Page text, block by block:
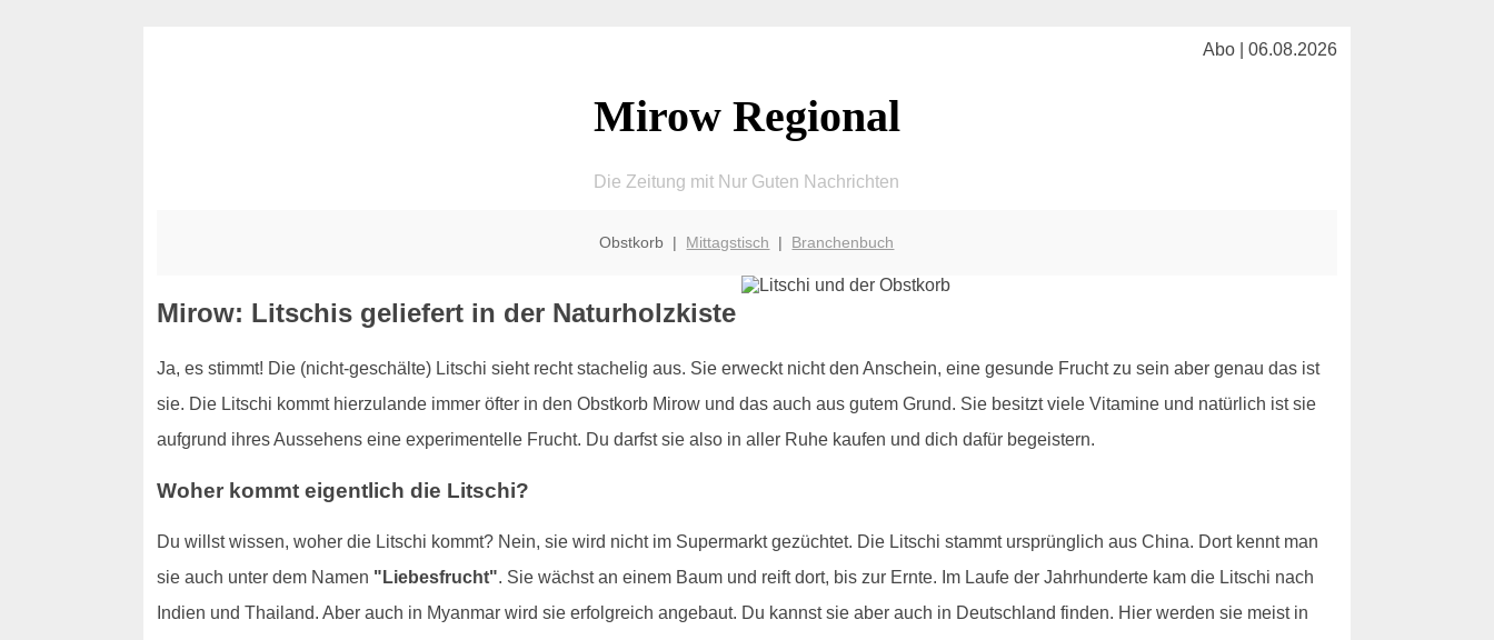
Abo | 06.08.2026
Mirow Regional
Die Zeitung mit Nur Guten Nachrichten
Obstkorb | Mittagstisch | Branchenbuch
Mirow: Litschis geliefert in der Naturholzkiste
Ja, es stimmt! Die (nicht-geschälte) Litschi sieht recht stachelig aus. Sie erweckt nicht den Anschein, eine gesunde Frucht zu sein aber genau das ist
sie. Die Litschi kommt hierzulande immer öfter in den Obstkorb Mirow und das auch aus gutem Grund. Sie besitzt viele Vitamine und natürlich ist sie
aufgrund ihres Aussehens eine experimentelle Frucht. Du darfst sie also in aller Ruhe kaufen und dich dafür begeistern.
Woher kommt eigentlich die Litschi?
Du willst wissen, woher die Litschi kommt? Nein, sie wird nicht im Supermarkt gezüchtet. Die Litschi stammt ursprünglich aus China. Dort kennt man
sie auch unter dem Namen "Liebesfrucht". Sie wächst an einem Baum und reift dort, bis zur Ernte. Im Laufe der Jahrhunderte kam die Litschi nach
Indien und Thailand. Aber auch in Myanmar wird sie erfolgreich angebaut. Du kannst sie aber auch in Deutschland finden. Hier werden sie meist in